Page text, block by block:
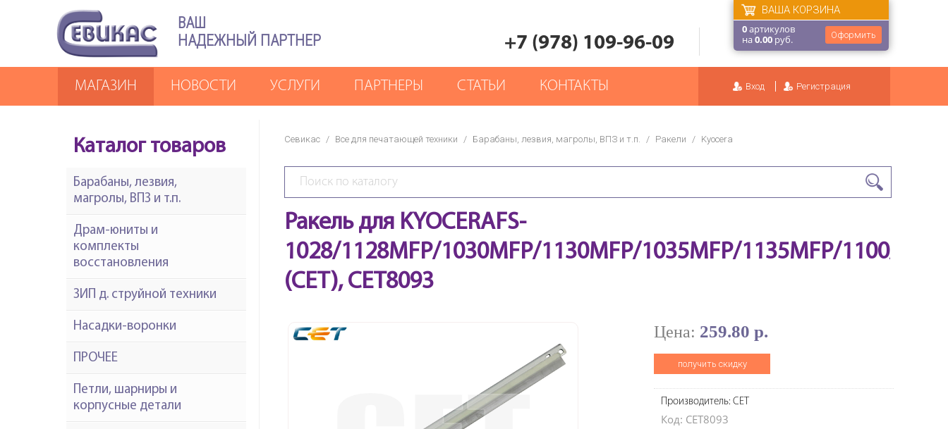
ВАШ
НАДЕЖНЫЙ ПАРТНЕР
+7 (978) 109-96-09 Оформить
ВАША КОРЗИНА
0артикулов
на0.00 руб.
Вход Регистрация
МАГАЗИН НОВОСТИ УСЛУГИ ПАРТНЕРЫ СТАТЬИ КОНТАКТЫ
Севикас / Все для печатающей техники / Барабаны, лезвия, магролы, ВПЗ и т.п. / Ракели / Kyocera
Ракель для KYOCERAFS-
1028/1128MFP/1030MFP/1130MFP/1035MFP/1135MFP/1100/
(CET), CET8093
Цена: 259.80 р.
получить скидку
Производитель: CET
Код: CET8093
Каталог товаров
Барабаны, лезвия,
магролы, ВПЗ и т.п.
Драм-юниты и
комплекты
восстановления
ЗИП д. струйной техники
Насадки-воронки
ПРОЧЕЕ
Петли, шарниры и
корпусные детали